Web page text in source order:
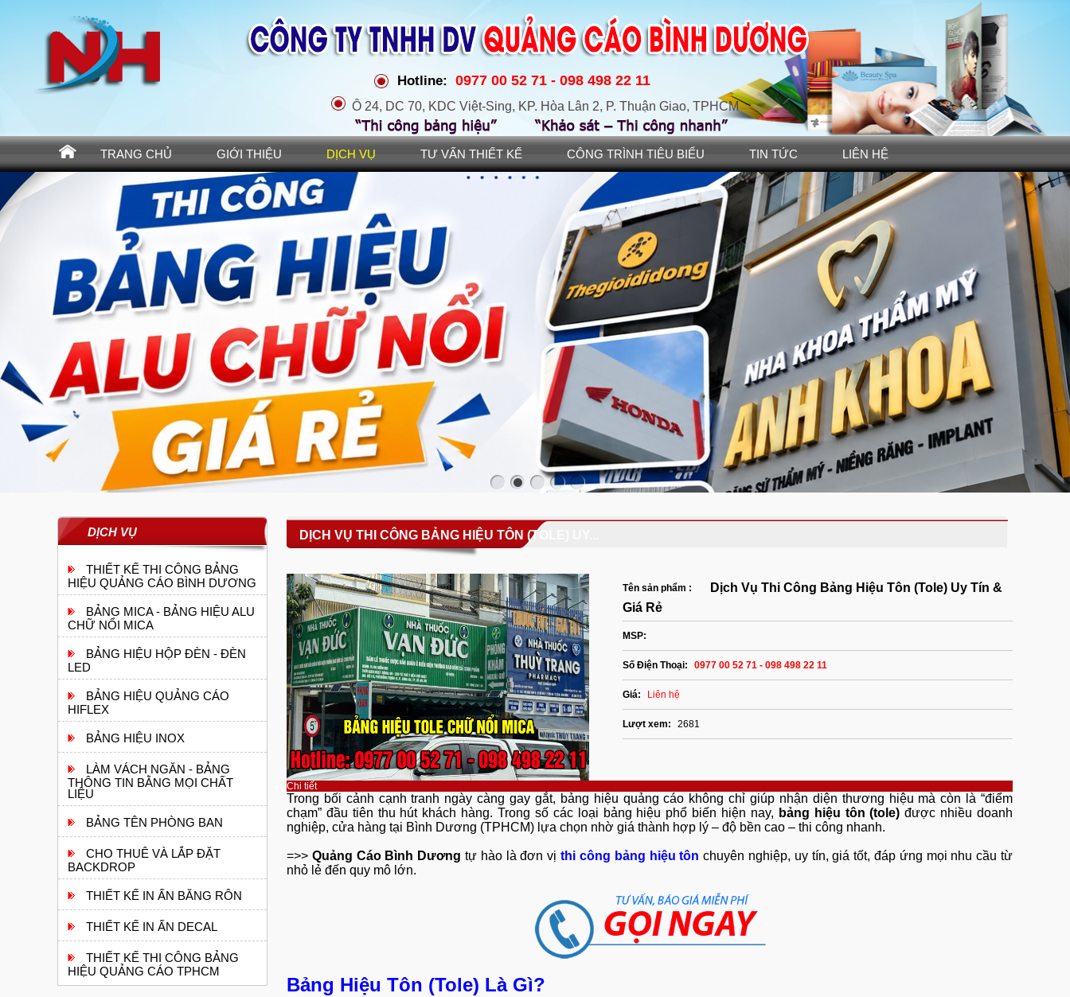
Hotline: 0977 00 52 71 - 098 498 22 11
Ô 24, DC 70, KDC Việt-Sing, KP. Hòa Lân 2, P. Thuận Giao, TPHCM
TRANG CHỦ GIỚI THIỆU DỊCH VỤ TƯ VẤN THIẾT KẾ CÔNG TRÌNH TIÊU BIỂU TIN TỨC LIÊN HỆ
DỊCH VỤ
THIẾT KẾ THI CÔNG BẢNG
HIỆU QUẢNG CÁO BÌNH DƯƠNG
BẢNG MICA - BẢNG HIỆU ALU
CHỮ NỔI MICA
BẢNG HIỆU HỘP ĐÈN - ĐÈN
LED
BẢNG HIỆU QUẢNG CÁO
HIFLEX
BẢNG HIỆU INOX
LÀM VÁCH NGĂN - BẢNG
THÔNG TIN BẰNG MỌI CHẤT
LIỆU
BẢNG TÊN PHÒNG BAN
CHO THUÊ VÀ LẮP ĐẶT
BACKDROP
THIẾT KẾ IN ẤN BĂNG RÔN
THIẾT KẾ IN ẤN DECAL
THIẾT KẾ THI CÔNG BẢNG
HIỆU QUẢNG CÁO TPHCM
DỊCH VỤ THI CÔNG BẢNG HIỆU TÔN (TOLE) UY...
Tên sản phẩm : Dịch Vụ Thi Công Bảng Hiệu Tôn (Tole) Uy Tín &
Giá Rẻ
MSP:
Số Điện Thoại: 0977 00 52 71 - 098 498 22 11
Giá: Liên hệ
Lượt xem: 2681
Chi tiết
Trong bối cảnh cạnh tranh ngày càng gay gắt, bảng hiệu quảng cáo không chỉ giúp nhận diện thương hiệu mà còn là “điểm
chạm” đầu tiên thu hút khách hàng. Trong số các loại bảng hiệu phổ biến hiện nay, bảng hiệu tôn (tole) được nhiều doanh
nghiệp, cửa hàng tại Bình Dương (TPHCM) lựa chọn nhờ giá thành hợp lý – độ bền cao – thi công nhanh.
=>> Quảng Cáo Bình Dương tự hào là đơn vịthi công bảng hiệu tôn chuyên nghiệp, uy tín, giá tốt, đáp ứng mọi nhu cầu từ
nhỏ lẻ đến quy mô lớn.
Bảng Hiệu Tôn (Tole) Là Gì?